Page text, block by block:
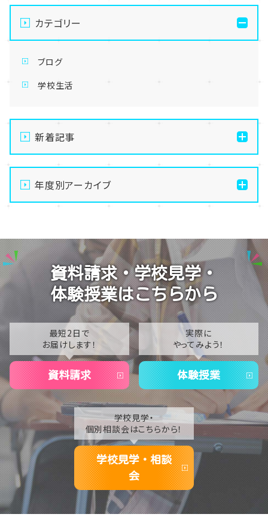
カテゴリー
ブログ
学校生活
新着記事
【なんば】キラリと輝く宝物✨「光るハーバリウム」作り
に挑戦しました！
【なんば】校舎紹介の「自習室編」✨
温かいお出迎えで素敵な1日に🌷
【なんば】夏季休校期間のお知らせ🍉
【なんば】抜群のアクセス！なんば学習センターは駅チ
カ通学が叶います✨
年度別アーカイブ
2025
2024
2023
2021
2020
資料請求・学校見学・
体験授業はこちらから
最短2日で
お届けします！
資料請求
実際に
やってみよう！
体験授業
学校見学・
個別相談会はこちらから！
学校見学・相談
会